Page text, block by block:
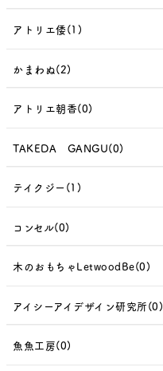
アトリエ倭(1)
かまわぬ(2)
アトリエ朝香(0)
TAKEDA GANGU(0)
テイクジー(1)
コンセル(0)
木のおもちゃLetwoodBe(0)
アイシーアイデザイン研究所(0)
魚魚工房(0)